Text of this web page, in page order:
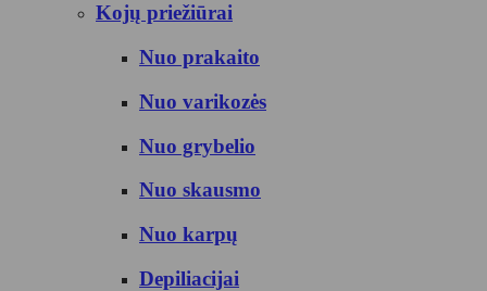
Kojų priežiūrai
Nuo prakaito
Nuo varikozės
Nuo grybelio
Nuo skausmo
Nuo karpų
Depiliacijai